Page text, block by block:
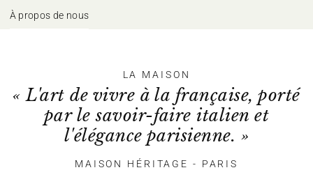
À propos de nous
LA MAISON
« L'art de vivre à la française, porté
par le savoir-faire italien et
l'élégance parisienne. »
MAISON HÉRITAGE - PARIS